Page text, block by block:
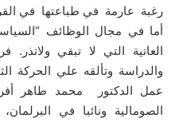
رغبة عارمة في طباعتها في
أما في مجال الوظائف
العاتية التي لا تبقي ولاتذر.
والدراسة وتألقه علي الحركة
عمل الدكتور محمد طاهر
الصومالية ونائبا في